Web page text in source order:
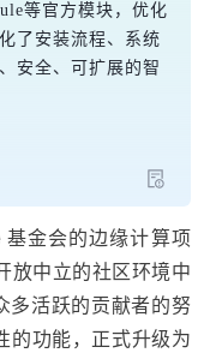
等官方模块，优化
了安装流程、系统
安全、可扩展的智
金会的边缘计算项
放中立的社区环境中
多活跃的贡献者的努
的功能，正式升级为